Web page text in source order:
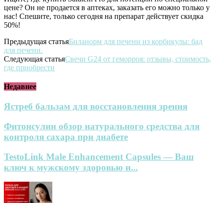
цене? Он не продается в аптеках, заказать его можно только у
нас! Спешите, только сегодня на препарат действует скидка
50%!
Предыдущая статьяБиланорм для печени из корбикулы: бад
для печени.
Следующая статьяСвечи G24 от геморроя: отзывы, стоимость,
где приобрести
Недавнее
Ястреб бальзам для восстановления зрения
Фитонсулин обзор натурального средства для
контроля сахара при диабете
TestoLink Male Enhancement Capsules — Ваш
ключ к мужскому здоровью и...